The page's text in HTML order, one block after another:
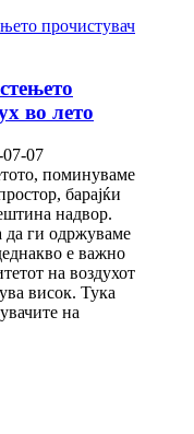
во лето
07
поминуваме
барајќи
надвор.
да ги одржуваме
е важно
на воздухот
висок. Тука
на